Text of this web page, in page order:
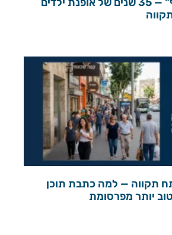
תקווה — למה כתבת תוכן
יותר מפרסומת